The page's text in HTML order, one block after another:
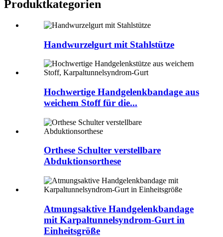
Produktkategorien
Handwurzelgurt mit Stahlstütze
Hochwertige Handgelenkbandage aus
weichem Stoff für die...
Orthese Schulter verstellbare
Abduktionsorthese
Atmungsaktive Handgelenkbandage
mit Karpaltunnelsyndrom-Gurt in
Einheitsgröße